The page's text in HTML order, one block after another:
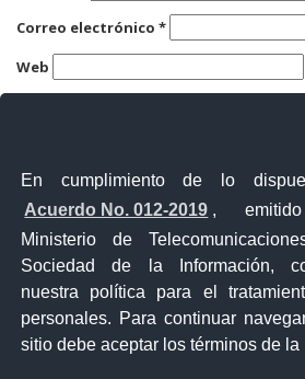
En cumplimiento de lo
Acuerdo No. 012-2019 ,
Ministerio de
Sociedad de la Información,
nuestra política para el
personales. Para continuar
sitio debe aceptar los términos de la
Correo electrónico *
Web
Guarda mi nombre, correo
Ventanilla Única
Ventanilla Única de
Gobierno
Visor